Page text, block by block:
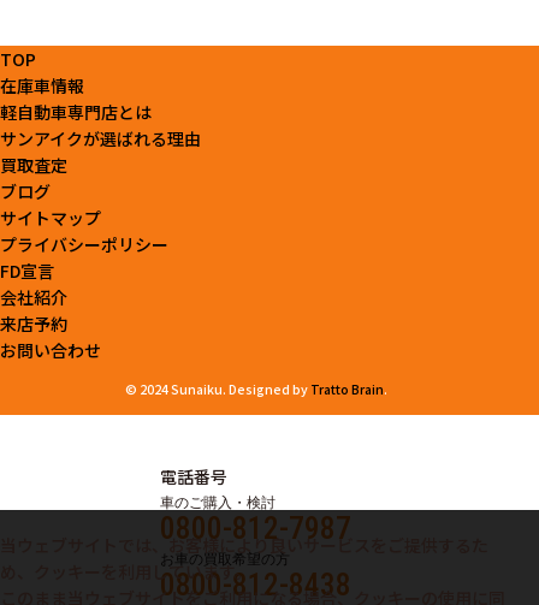
TOP
在庫車情報
軽自動車専門店とは
サンアイクが選ばれる理由
買取査定
ブログ
サイトマップ
プライバシーポリシー
FD宣言
会社紹介
来店予約
お問い合わせ
© 2024 Sunaiku. Designed by Tratto Brain.
電話番号
車のご購入・検討
0800-812-7987
お車の買取希望の方
0800-812-8438
当ウェブサイトでは、お客様により良いサービスをご提供するた
め、クッキーを利用しています。
このまま当ウェブサイトをご利用になる場合、クッキーの使用に同